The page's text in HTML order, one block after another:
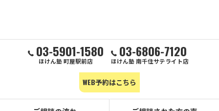
03-5901-1580
ほけん塾 町屋駅前店
03-6806-7120
ほけん塾 南千住サテライト店
WEB予約はこちら